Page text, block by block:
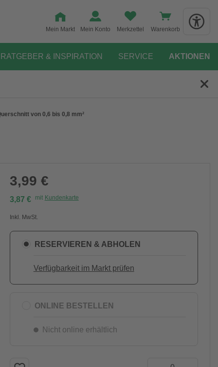
Mein Markt Mein Konto Merkzettel Warenkorb
RATGEBER & INSPIRATION SERVICE AKTIONEN
von 0,6 bis 0,8 mm²
3,99 €
3,87 € mit Kundenkarte
Inkl. MwSt.
RESERVIEREN & ABHOLEN
Verfügbarkeit im Markt prüfen
ONLINE BESTELLEN
Nicht online erhältlich